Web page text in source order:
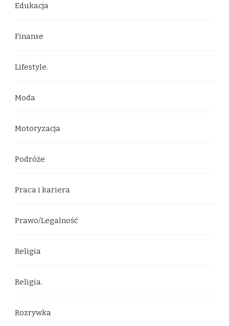
Edukacja
Finanse
Lifestyle.
Moda
Motoryzacja
Podróże
Praca i kariera
Prawo/Legalność
Religia
Religia.
Rozrywka